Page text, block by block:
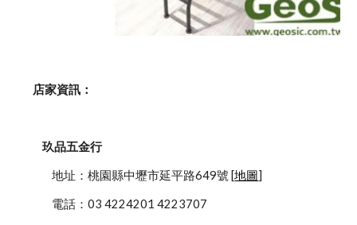
    店家資訊：
玖品五金行
            地址：桃園縣中壢市延平路649號 [
地圖]
            電話：03 4224201 4223707